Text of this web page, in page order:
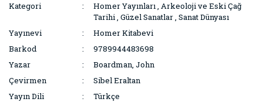
Kategori Homer Yayınları,Arkeoloji ve Eski Çağ
Tarihi,Güzel Sanatlar,Sanat Dünyası
Yayınevi
Homer Kitabevi
Barkod
9789944483698
Yazar
Boardman, John
Çevirmen
Sibel Eraltan
Yayın Dili
Türkçe